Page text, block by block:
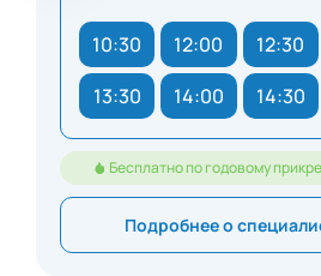
10:30 12:00 12:30
13:30
14:00 14:30
Бесплатно по годовому
Подробнее о